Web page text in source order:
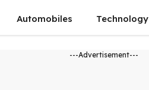
Automobiles Technology
---Advertisement---